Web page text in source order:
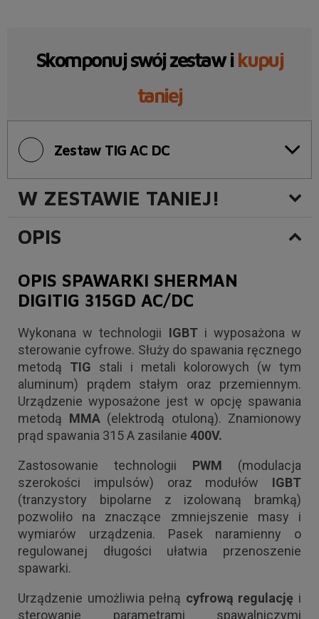
Skomponuj swój zestaw i kupuj
taniej
Zestaw TIG AC DC
W ZESTAWIE TANIEJ!
OPIS
OPIS SPAWARKI SHERMAN
DIGITIG 315GD AC/DC
Wykonana w technologii IGBTi wyposażona w
sterowanie cyfrowe. Służy do spawania ręcznego
metodą TIG stali i metali kolorowych (w tym
aluminum) prądem stałym oraz przemiennym.
Urządzenie wyposażone jest w opcję spawania
metodą MMA(elektrodą otuloną). Znamionowy
prąd spawania 315 A zasilanie 400V.
Zastosowanie technologii PWM (modulacja
szerokości impulsów) oraz modułów IGBT
(tranzystory bipolarne z izolowaną bramką)
pozwoliło na znaczące zmniejszenie masy i
wymiarów urządzenia. Pasek naramienny o
regulowanej długości ułatwia przenoszenie
spawarki.
Urządzenie umożliwia pełną cyfrową regulację i
sterowanie parametrami spawalniczymi